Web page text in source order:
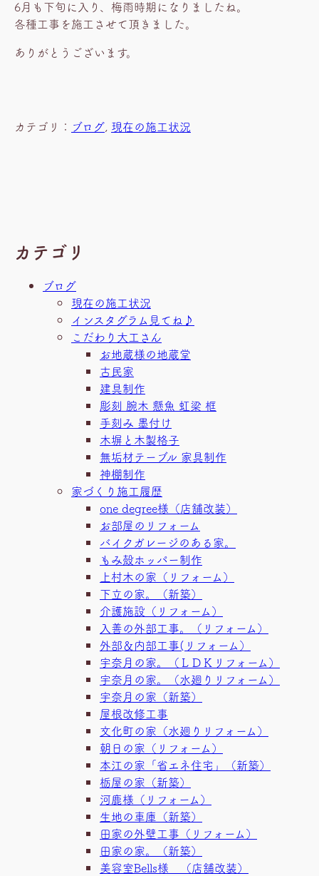
6月も下旬に入り、梅雨時期になりましたね。
各種工事を施工させて頂きました。
ありがとうございます。
カテゴリ： ブログ, 現在の施工状況
カテゴリ
ブログ
現在の施工状況
インスタグラム見てね♪
こだわり大工さん
お地蔵様の地蔵堂
古民家
建具制作
彫刻 腕木 懸魚 虹梁 框
手刻み 墨付け
木塀と木製格子
無垢材テーブル 家具制作
神棚制作
家づくり施工履歴
one degree様（店舗改装）
お部屋のリフォーム
バイクガレージのある家。
もみ殻ホッパー制作
上村木の家（リフォーム）
下立の家。（新築）
介護施設（リフォーム）
入善の外部工事。（リフォーム）
外部＆内部工事(リフォーム）
宇奈月の家。（ＬＤＫリフォーム）
宇奈月の家。（水廻りリフォーム）
宇奈月の家（新築）
屋根改修工事
文化町の家（水廻りリフォーム）
朝日の家（リフォーム）
本江の家「省エネ住宅」（新築）
栃屋の家（新築）
河鹿様（リフォーム）
生地の車庫（新築）
田家の外壁工事（リフォーム）
田家の家。（新築）
美容室Bells様 （店舗改装）